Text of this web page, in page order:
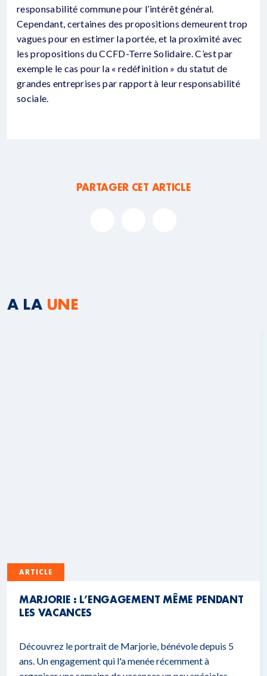
responsabilité commune pour l’intérêt général.
Cependant, certaines des propositions demeurent trop
vagues pour en estimer la portée, et la proximité avec
les propositions du CCFD-Terre Solidaire. C’est par
exemple le cas pour la « redéfinition » du statut de
grandes entreprises par rapport à leur responsabilité
sociale.
PARTAGER CET ARTICLE
A LA UNE
ARTICLE
MARJORIE : L’ENGAGEMENT MÊME PENDANT
LES VACANCES
Découvrez le portrait de Marjorie, bénévole depuis 5
ans. Un engagement qui l'a menée récemment à